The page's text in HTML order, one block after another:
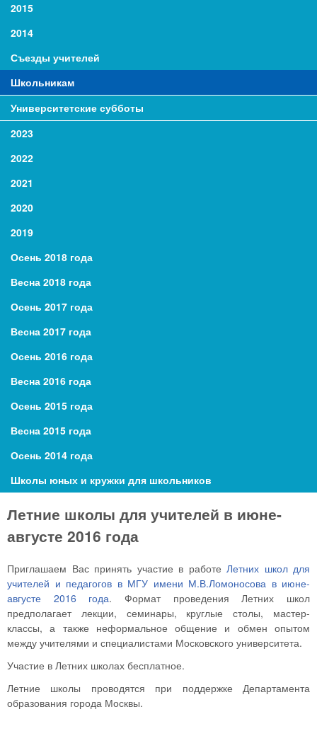
2015
2014
Съезды учителей
Школьникам
Университетские субботы
2023
2022
2021
2020
2019
Осень 2018 года
Весна 2018 года
Осень 2017 года
Весна 2017 года
Осень 2016 года
Весна 2016 года
Осень 2015 года
Весна 2015 года
Осень 2014 года
Школы юных и кружки для школьников
Летние школы для учителей в июне-
августе 2016 года
Приглашаем Вас принять участие в работе Летних школ для
учителей и педагогов в МГУ имени М.В.Ломоносова в июне-
августе 2016 года. Формат проведения Летних школ
предполагает лекции, семинары, круглые столы, мастер-
классы, а также неформальное общение и обмен опытом
между учителями и специалистами Московского университета.
Участие в Летних школах бесплатное.
Летние школы проводятся при поддержке Департамента
образования города Москвы.